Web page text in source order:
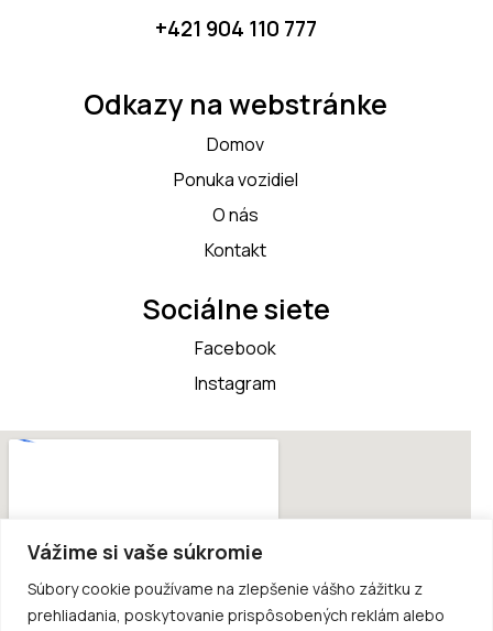
Vážime si vaše súkromie
Súbory cookie používame na zlepšenie vášho zážitku z
prehliadania, poskytovanie prispôsobených reklám alebo
+421 904 110 777
Odkazy na webstránke
Domov
Ponuka vozidiel
O nás
Kontakt
Sociálne siete
Facebook
Instagram